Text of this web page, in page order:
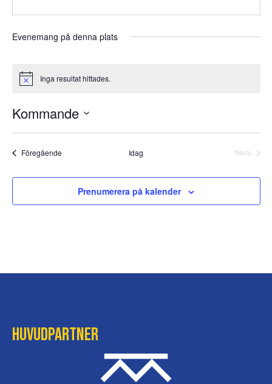
Evenemang på denna plats
N
i
s
Inga resultat hittades.
Kommande
l
d
t
FöregåendeEvenemang Idag
Nästa
Prenumerera på kalender
Huvudpartner